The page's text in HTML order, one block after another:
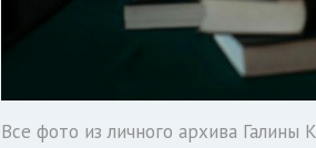
Все фото из личного архива Галины